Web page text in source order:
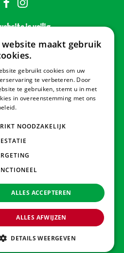
is veilig
betalen
& Openingstijden
Gorredijk
Wolvega
Solutions
policy
website maakt gebruik
gebruikt cookies om uw
te verbeteren. Door
te gebruiken, stemt u in met
in overeenstemming met ons
NOODZAKELIJK
ALLES ACCEPTEREN
ALLES AFWIJZEN
DETAILS WEERGEVEN